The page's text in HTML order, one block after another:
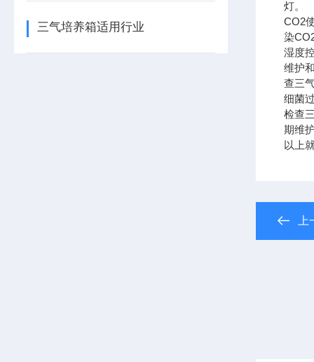
三气培养箱适用行业
灯。
CO2
染
湿度
维护
查三
细菌
检查
期维
以上